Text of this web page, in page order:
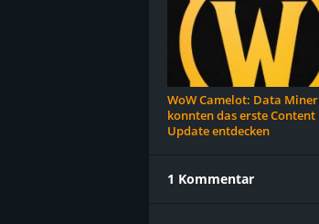
WoW Camelot: Data Miner
konnten das erste Content
Update entdecken
1 Kommentar